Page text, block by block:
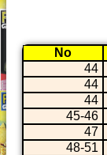
No
44
44
44
45-46
47
48-51